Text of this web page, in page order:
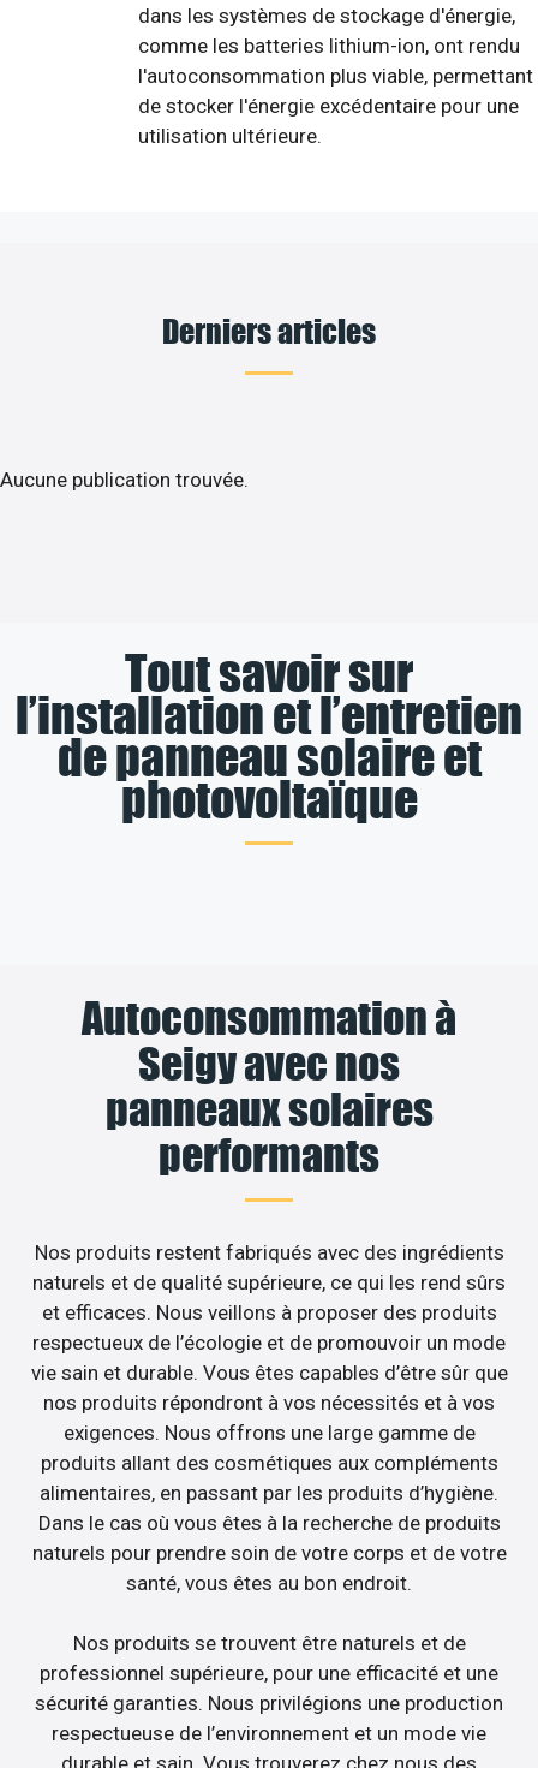
dans les systèmes de stockage d'énergie,
comme les batteries lithium-ion, ont rendu
l'autoconsommation plus viable, permettant
de stocker l'énergie excédentaire pour une
utilisation ultérieure.
Derniers articles
Aucune publication trouvée.
Tout savoir sur
l’installation et l’entretien
de panneau solaire et
photovoltaïque
Autoconsommation à
Seigy avec nos
panneaux solaires
performants
Nos produits restent fabriqués avec des ingrédients
naturels et de qualité supérieure, ce qui les rend sûrs
et efficaces. Nous veillons à proposer des produits
respectueux de l’écologie et de promouvoir un mode
vie sain et durable. Vous êtes capables d’être sûr que
nos produits répondront à vos nécessités et à vos
exigences. Nous offrons une large gamme de
produits allant des cosmétiques aux compléments
alimentaires, en passant par les produits d’hygiène.
Dans le cas où vous êtes à la recherche de produits
naturels pour prendre soin de votre corps et de votre
santé, vous êtes au bon endroit.
Nos produits se trouvent être naturels et de
professionnel supérieure, pour une efficacité et une
sécurité garanties. Nous privilégions une production
respectueuse de l’environnement et un mode vie